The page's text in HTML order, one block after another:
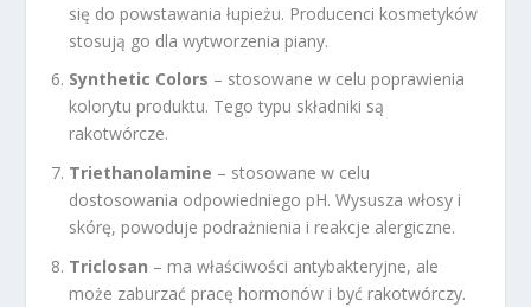
się do powstawania łupieżu. Producenci kosmetyków
stosują go dla wytworzenia piany.
Synthetic Colors – stosowane w celu poprawienia
kolorytu produktu. Tego typu składniki są
rakotwórcze.
Triethanolamine – stosowane w celu
dostosowania odpowiedniego pH. Wysusza włosy i
skórę, powoduje podrażnienia i reakcje alergiczne.
Triclosan – ma właściwości antybakteryjne, ale
może zaburzać pracę hormonów i być rakotwórczy.